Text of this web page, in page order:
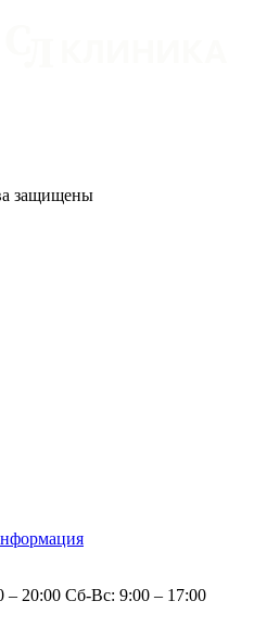
защищены
– 20:00 Сб-Вс: 9:00 – 17:00